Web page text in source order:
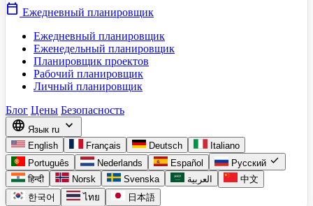
calendar_today Ежедневный планировщик
Ежедневный планировщик
Еженедельный планировщик
Планировщик проектов
Рабочий планировщик
Личный планировщик
Блог Цены Безопасность
language Язык ru expand_more
English Français Deutsch
Italiano
Português
Nederlands Español Русский check
हिन्दी Norsk Svenska العربية
中文
한국어
ไทย 日本語